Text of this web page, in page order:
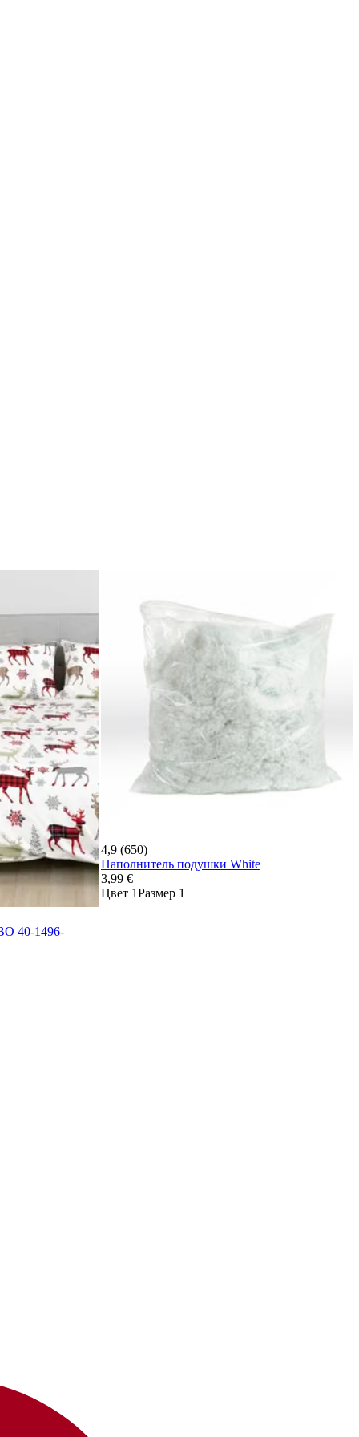
40-1496-
4,9 (650)
Наполнитель подушки White
3,99 €
Цвет 1Размер 1